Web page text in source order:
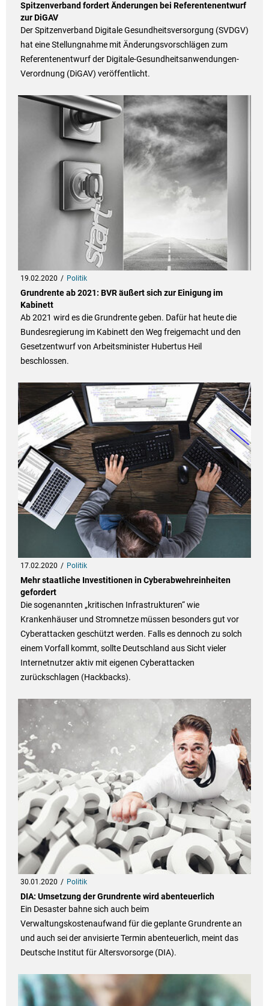
Spitzenverband fordert Änderungen bei Referentenentwurf
zur DiGAV
Der Spitzenverband Digitale Gesundheitsversorgung (SVDGV)
hat eine Stellungnahme mit Änderungsvorschlägen zum
Referentenentwurf der Digitale-Gesundheitsanwendungen-
Verordnung (DiGAV) veröffentlicht.
19.02.2020 Politik
Grundrente ab 2021: BVR äußert sich zur Einigung im
Kabinett
Ab 2021 wird es die Grundrente geben. Dafür hat heute die
Bundesregierung im Kabinett den Weg freigemacht und den
Gesetzentwurf von Arbeitsminister Hubertus Heil
beschlossen.
17.02.2020 Politik
Mehr staatliche Investitionen in Cyberabwehreinheiten
gefordert
Die sogenannten „kritischen Infrastrukturen“ wie
Krankenhäuser und Stromnetze müssen besonders gut vor
Cyberattacken geschützt werden. Falls es dennoch zu solch
einem Vorfall kommt, sollte Deutschland aus Sicht vieler
Internetnutzer aktiv mit eigenen Cyberattacken
zurückschlagen (Hackbacks).
30.01.2020 Politik
DIA: Umsetzung der Grundrente wird abenteuerlich
Ein Desaster bahne sich auch beim
Verwaltungskostenaufwand für die geplante Grundrente an
und auch sei der anvisierte Termin abenteuerlich, meint das
Deutsche Institut für Altersvorsorge (DIA).